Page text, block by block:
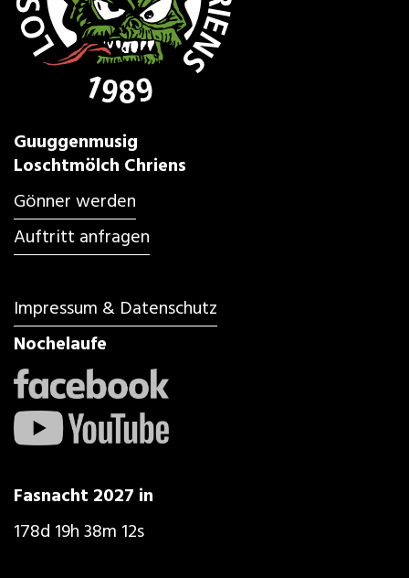
Guuggenmusig
Loschtmölch Chriens
Gönner werden
Auftritt anfragen
Impressum & Datenschutz
Nochelaufe
Fasnacht 2027 in
178d 19h 38m 9s